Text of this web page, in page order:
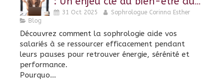
travail
31 Oct 2025
Sophrologue Corinna Esther
Blog
Découvrez comment la sophrologie aide vos
salariés à se ressourcer efficacement pendant
leurs pauses pour retrouver énergie, sérénité et
performance.
Pourquo...